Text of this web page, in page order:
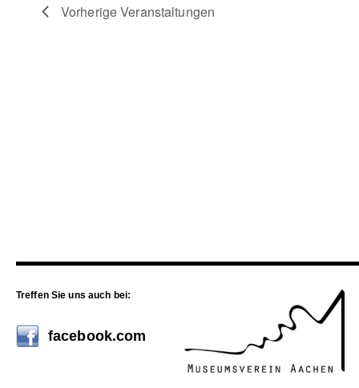
VorherigeVeranstaltungen
Treffen Sie uns auch bei:
facebook.com